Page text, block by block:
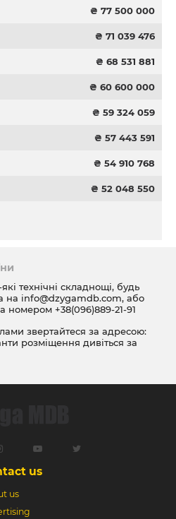
₴ 77 500 000
₴ 71 039 476
₴ 68 531 881
₴ 60 600 000
₴ 59 324 059
₴ 57 443 591
₴ 54 910 768
₴ 52 048 550
технічні складнощі, будь
на info@dzygamdb.com, або
номером +38(096)889-21-91
звертайтеся за адресою:
розміщення дивіться за
us
us